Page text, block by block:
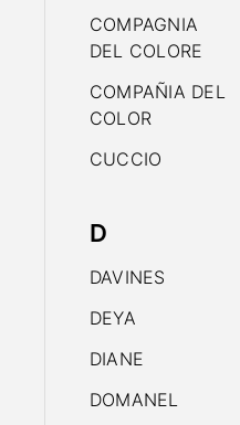
COMPAGNIA
DEL COLORE
COMPAÑIA DEL
COLOR
CUCCIO
D
DAVINES
DEYA
DIANE
DOMANEL